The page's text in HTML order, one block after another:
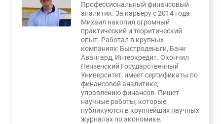
Профессиональный финансовый
аналитик. За карьеру с 2014 года
Михаил накопил огромный
практический и теоритический
опыт. Работал в крупных
компаниях: Быстроденьги, Банк
Авангард, Интеркредит. Окончил
Пензенский Государственный
Университет, имеет сертификаты по
финансовой аналитике,
управлению финансов. Пишет
научные работы, которые
публикуются в крупнейших научных
журналах по экономике.